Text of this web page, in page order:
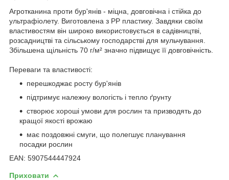
Агротканина проти бур'янів - міцна, довговічна і стійка до
ультрафіолету. Виготовлена з PP пластику. Завдяки своїм
властивостям він широко використовується в садівництві,
розсадництві та сільському господарстві для мульчування.
Збільшена щільність 70 г/м² значно підвищує її довговічність.
Переваги та властивості:
перешкоджає росту бур'янів
підтримує належну вологість і тепло ґрунту
створює хороші умови для рослин та призводять до
кращої якості врожаю
має поздовжні смуги, що полегшує планування
посадки рослин
EAN: 5907544447924
Приховати